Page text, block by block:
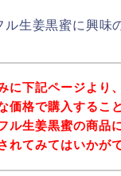
生姜黒蜜に興味
に下記ページより
価格で購入するこ
ル生姜黒蜜の商品
れてみてはいかが